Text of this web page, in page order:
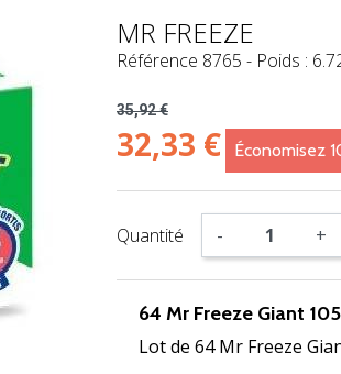
MR FREEZE
Référence 8765 - Poids :
35,92 €
32,33 € Économisez
Quantité - +
64 Mr Freeze Giant
Lot de 64 Mr Freeze